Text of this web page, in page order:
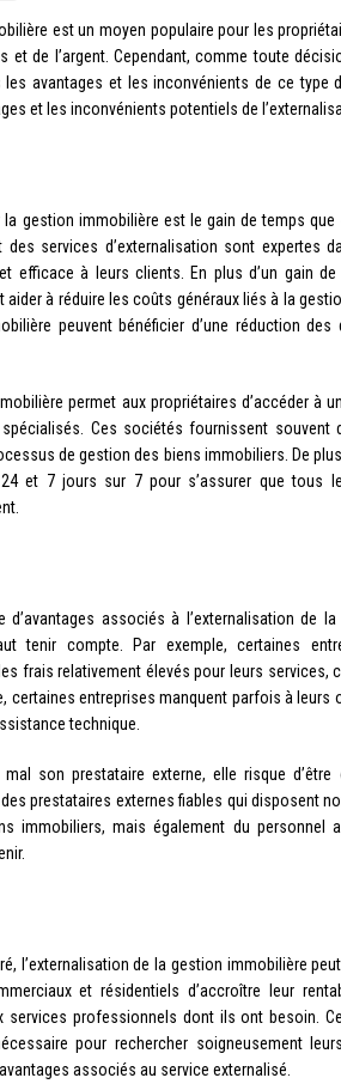
est un moyen populaire pour les
et de l’argent. Cependant, comme toute
avantages et les inconvénients de ce type
et les inconvénients potentiels de
la gestion immobilière est le gain de temps
services d’externalisation sont expertes
efficace à leurs clients. En plus d’un gain
à réduire les coûts généraux liés à la
peuvent bénéficier d’une réduction
permet aux propriétaires d’accéder à
Ces sociétés fournissent
de gestion des biens immobiliers. De
et 7 jours sur 7 pour s’assurer que tous
d’avantages associés à l’externalisation de
tenir compte. Par exemple, certaines
frais relativement élevés pour leurs services,
certaines entreprises manquent parfois à leurs
technique.
son prestataire externe, elle risque d’être
prestataires externes fiables qui disposent
immobiliers, mais également du personnel
l’externalisation de la gestion immobilière
et résidentiels d’accroître leur
services professionnels dont ils ont besoin.
pour rechercher soigneusement
associés au service externalisé.